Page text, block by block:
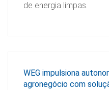
de energia limpas.
WEG impulsiona
agronegócio com